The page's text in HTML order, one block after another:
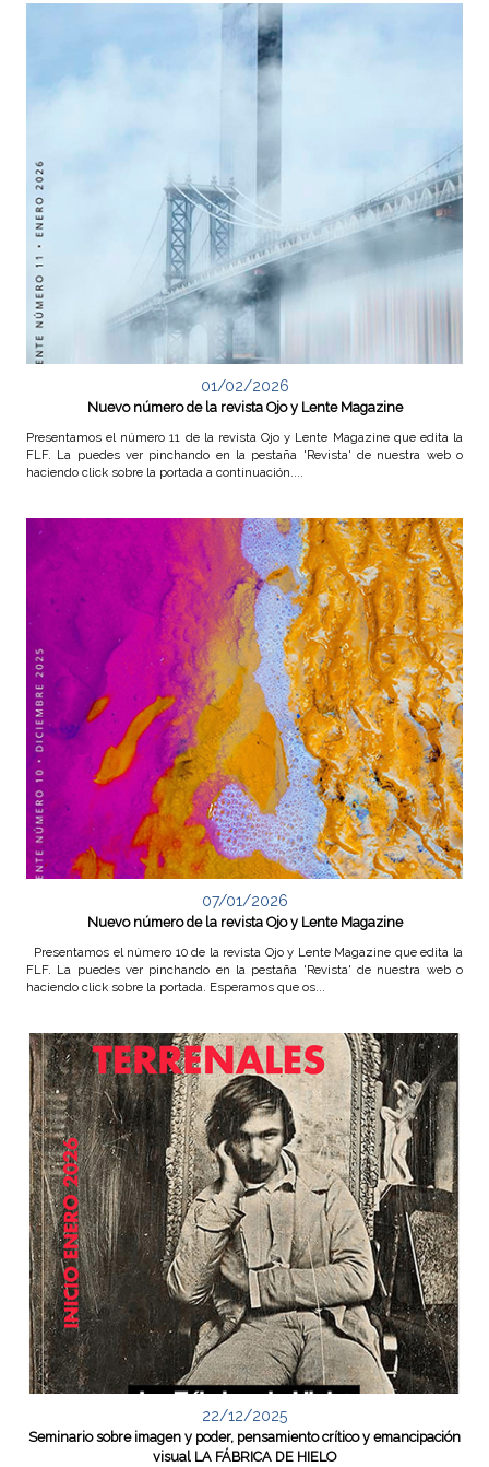
01/02/2026
Nuevo número de la revista Ojo y Lente Magazine
Presentamos el número 11 de la revista Ojo y Lente Magazine que edita la
FLF. La puedes ver pinchando en la pestaña 'Revista' de nuestra web o
haciendo click sobre la portada a continuación....
07/01/2026
Nuevo número de la revista Ojo y Lente Magazine
Presentamos el número 10 de la revista Ojo y Lente Magazine que edita la
FLF. La puedes ver pinchando en la pestaña 'Revista' de nuestra web o
haciendo click sobre la portada. Esperamos que os...
22/12/2025
Seminario sobre imagen y poder, pensamiento crítico y emancipación
visual LA FÁBRICA DE HIELO